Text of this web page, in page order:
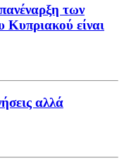
των
Κυπριακού είναι
αλλά